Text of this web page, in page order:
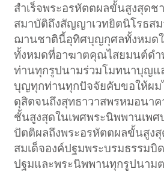
สำเร็จพระอรหัตตผลขั้นสูงสุด
สมาบัติถึงสัญญาเวทยิตนิโรธส
ฌานชาตินี้อุทิศบุญกุศลทั้งหมดใ
ทั้งหมดที่อาฆาตคุณไสยมนต์ด
ท่านทุกรูปนามร่วมโมทนาบุญแ
บุญทุกท่านทุกปัจจัยคับขอให้ผม
ดุสิตจนถึงสุทธาวาสพรหมอนา
ชั้นสูงสุดในเพศพระนิพพานเพศ
ปัตติผลถึงพระอรหัตตผลขั้นสูง
สมเด็จองค์ปฐมพระบรมธรรมบิ
ปฐมและพระนิพพานทุกรูปนาม